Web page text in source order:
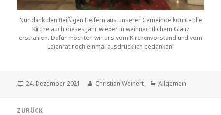
Nur dank den fleißigen Helfern aus unserer Gemeinde konnte die
Kirche auch dieses Jahr wieder in weihnachtlichem Glanz
erstrahlen. Dafür möchten wir uns vom Kirchenvorstand und vom
Laienrat noch einmal ausdrücklich bedanken!
Veröffentlicht
24. Dezember 2021 Autor
Christian Weinert Kategorien
Allgemein
ZURÜCK